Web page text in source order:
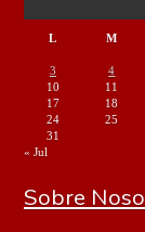
L M
3
4
10
11
17
18
24
25
31
« Jul
Sobre